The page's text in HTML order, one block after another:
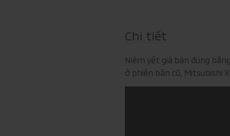
Chi tiết
Niêm yết giá bán đúng
ở phiên bản cũ, Mitsubishi